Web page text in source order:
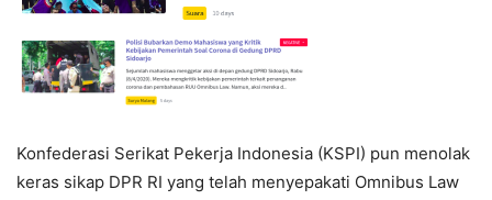
Konfederasi Serikat Pekerja Indonesia (KSPI) pun menolak
keras sikap DPR RI yang telah menyepakati Omnibus Law